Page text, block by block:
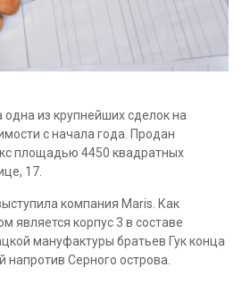
одна из крупнейших сделок на
с начала года. Продан
площадью 4450 квадратных
17.
компания Maris. Как
является корпус 3 в составе
мануфактуры братьев Гук конца
Серного острова.